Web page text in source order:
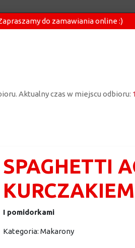
do zamawiania online :)
Aktualny czas w miejscu odbioru:
SPAGHETTI
KURCZAKIEM
I pomidorkami
Kategoria: Makarony